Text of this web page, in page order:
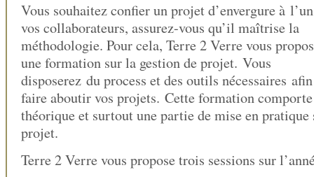
Vous souhaitez confier un projet d’envergure à
vos collaborateurs, assurez-vous qu’il maîtrise la
méthodologie. Pour cela, Terre 2 Verre vous
une formation sur la gestion de projet. Vous
disposerez du process et des outils nécessaires
faire aboutir vos projets. Cette formation
théorique et surtout une partie de mise en
projet.
Terre 2 Verre vous propose trois sessions sur